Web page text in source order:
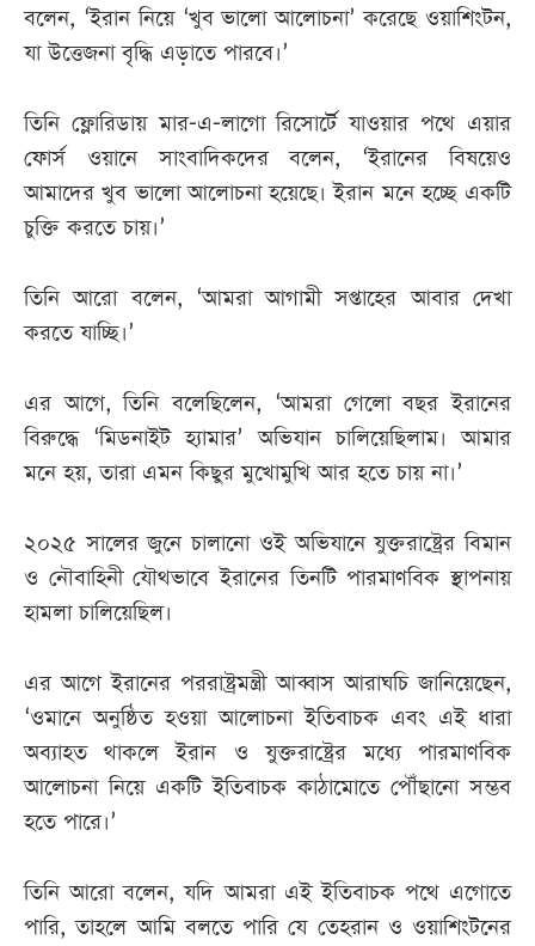
বলেন, ‘ইরান নিয়ে ‘খুব ভালো আলোচনা’ করেছে ওয়াশিংটন,
যা উত্তেজনা বৃদ্ধি এড়াতে পারবে।’
তিনি ফ্লোরিডায় মার-এ-লাগো রিসোর্টে যাওয়ার পথে এয়ার
ফোর্স ওয়ানে সাংবাদিকদের বলেন, ‘ইরানের বিষয়েও
আমাদের খুব ভালো আলোচনা হয়েছে। ইরান মনে হচ্ছে একটি
চুক্তি করতে চায়।’
তিনি আরো বলেন, ‘আমরা আগামী সপ্তাহের আবার দেখা
করতে যাচ্ছি।’
এর আগে, তিনি বলেছিলেন, ‘আমরা গেলো বছর ইরানের
বিরুদ্ধে ‘মিডনাইট হ্যামার’ অভিযান চালিয়েছিলাম। আমার
মনে হয়, তারা এমন কিছুর মুখোমুখি আর হতে চায় না।’
২০২৫ সালের জুনে চালানো ওই অভিযানে যুক্তরাষ্ট্রের বিমান
ও নৌবাহিনী যৌথভাবে ইরানের তিনটি পারমাণবিক স্থাপনায়
হামলা চালিয়েছিল।
এর আগে ইরানের পররাষ্ট্রমন্ত্রী আব্বাস আরাঘচি জানিয়েছেন,
‘ওমানে অনুষ্ঠিত হওয়া আলোচনা ইতিবাচক এবং এই ধারা
অব্যাহত থাকলে ইরান ও যুক্তরাষ্ট্রের মধ্যে পারমাণবিক
আলোচনা নিয়ে একটি ইতিবাচক কাঠামোতে পৌঁছানো সম্ভব
হতে পারে।’
তিনি আরো বলেন, যদি আমরা এই ইতিবাচক পথে এগোতে
পারি, তাহলে আমি বলতে পারি যে তেহরান ও ওয়াশিংটনের